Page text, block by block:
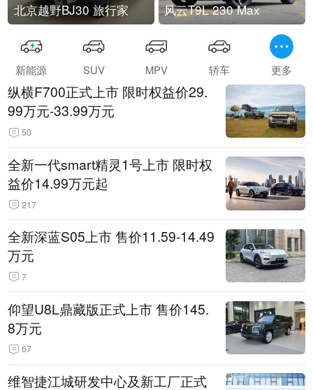
北京越野BJ30 旅行家 风云T9L 230 Max
新能源 SUV MPV 轿车 更多
纵横F700正式上市 限时权益价29.
99万元-33.99万元
50
全新一代smart精灵1号上市 限时权
益价14.99万元起
217
全新深蓝S05上市 售价11.59-14.49
万元
7
仰望U8L鼎藏版正式上市 售价145.
8万元
67
维智捷江城研发中心及新工厂正式